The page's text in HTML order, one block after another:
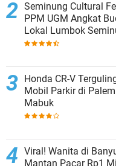
Seminung Cultural
PPM UGM Angkat
Lokal Lumbok
Honda CR-V
Mobil Parkir di
Mabuk
Viral! Wanita di
Mantan Pacar Rp1